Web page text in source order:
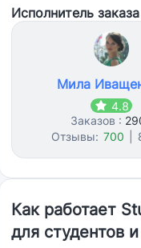
Исполнитель заказа
Мила
4.8
Заказов :
Отзывы: 700
Как работает
для студентов